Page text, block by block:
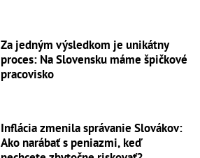
Za jedným výsledkom je unikátny
proces: Na Slovensku máme špičkové
pracovisko
Inflácia zmenila správanie Slovákov:
Ako narábať s peniazmi, keď